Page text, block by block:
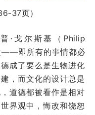
37页）
·戈尔斯基（Philip
——即所有的事情都必
成了要么是生物进化
，而文化的设计总是
道德都被看作是相对
界观中，悔改和饶恕